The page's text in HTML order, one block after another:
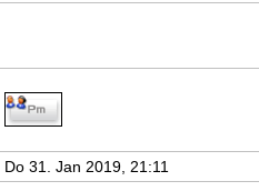
Do 31. Jan 2019, 21:11